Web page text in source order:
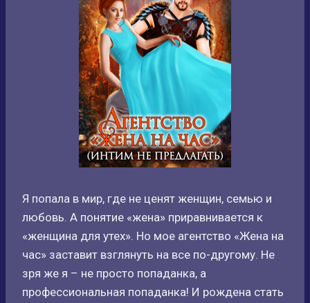
Я попала в мир, где не ценят женщин, семью и
любовь. А понятие «жена» приравнивается к
«женщина для утех». Но мое агентство «Жена на
час» заставит взглянуть на все по-другому. Не
зря же я – не просто попаданка, а
профессиональная попаданка! И рождена стать